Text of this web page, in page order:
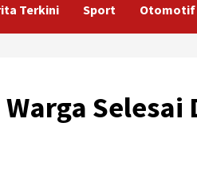
Terkini Sport Otomotif
Selesai